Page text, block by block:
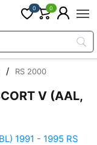
0 0
/ RS 2000
V (AAL,
1991 - 1995 RS